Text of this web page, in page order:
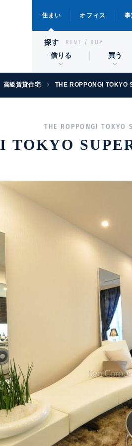
住まい オフィス
探す RENT / BUY
借りる 買う
高級賃貸住宅 THE ROPPONGI TOKYO
THE ROPPONGI TOKYO
TOKYO